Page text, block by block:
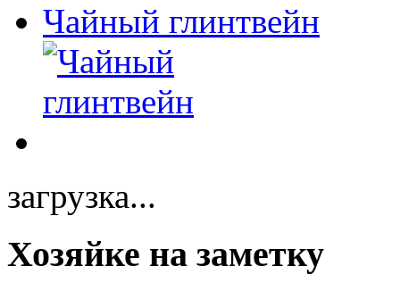
Чайный глинтвейн
загрузка...
Хозяйке на заметку